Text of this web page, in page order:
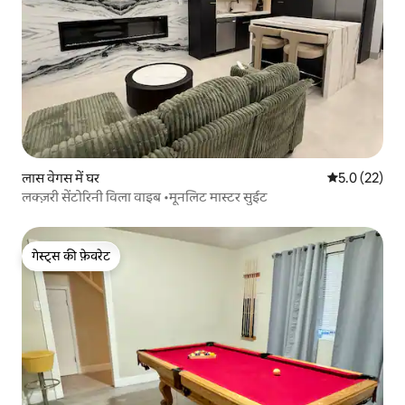
लास वेगस में घर औसत रेटिंग 5
5.0 (22)
लक्ज़री सेंटोरिनी विला वाइब •मूनलिट मास्टर सुईट
गेस्ट्स की फ़ेवरेट
गेस्ट्स की फ़ेवरेट